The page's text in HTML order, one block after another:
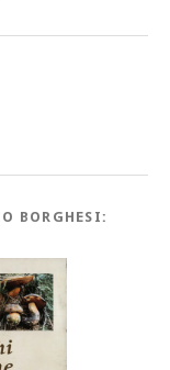
BORGHESI: